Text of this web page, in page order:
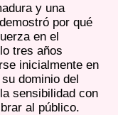
y una
por qué
en el
tres años
inicialmente en
dominio del
sensibilidad con
al público.